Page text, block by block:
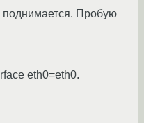
Пробую
eth0=eth0.